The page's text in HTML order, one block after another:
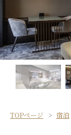
TOPページ 宿泊